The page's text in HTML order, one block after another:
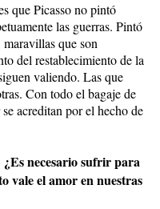
que Picasso no pintó
las guerras. Pintó
maravillas que son
del restablecimiento de la
valiendo. Las que
Con todo el bagaje de
acreditan por el hecho de
necesario sufrir para
vale el amor en nuestras